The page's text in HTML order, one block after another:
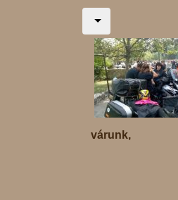
várunk,